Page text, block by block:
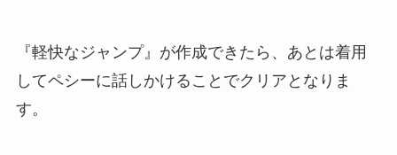
『軽快なジャンプ』が作成できたら、あとは着用
してペシーに話しかけることでクリアとなりま
す。